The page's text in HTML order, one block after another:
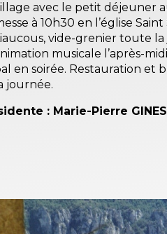
avec le petit déjeuner
à 10h30 en l’église
vide-grenier toute
musicale l’après-
en soirée. Restauration et
journée.
: Marie-Pierre